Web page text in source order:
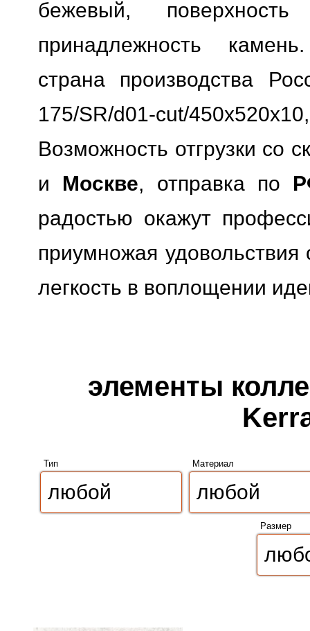
бежевый,
принадлежность
страна производства
175/SR/d01-cut/
Возможность отгрузки со
и Москве, отправка по
радостью окажут
приумножая
легкость в воплощении
элементы
Тип Материал
Размер